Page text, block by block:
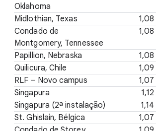
Oklahoma
Midlothian, Texas 1,08
Condado de
Montgomery, Tennessee
1,08
Papillion, Nebraska 1,08
Quilicura, Chile
1,09
RLF – Novo campus
1,07
Singapura
1,12
Singapura (2ª instalação)
1,14
St. Ghislain, Bélgica
1,07